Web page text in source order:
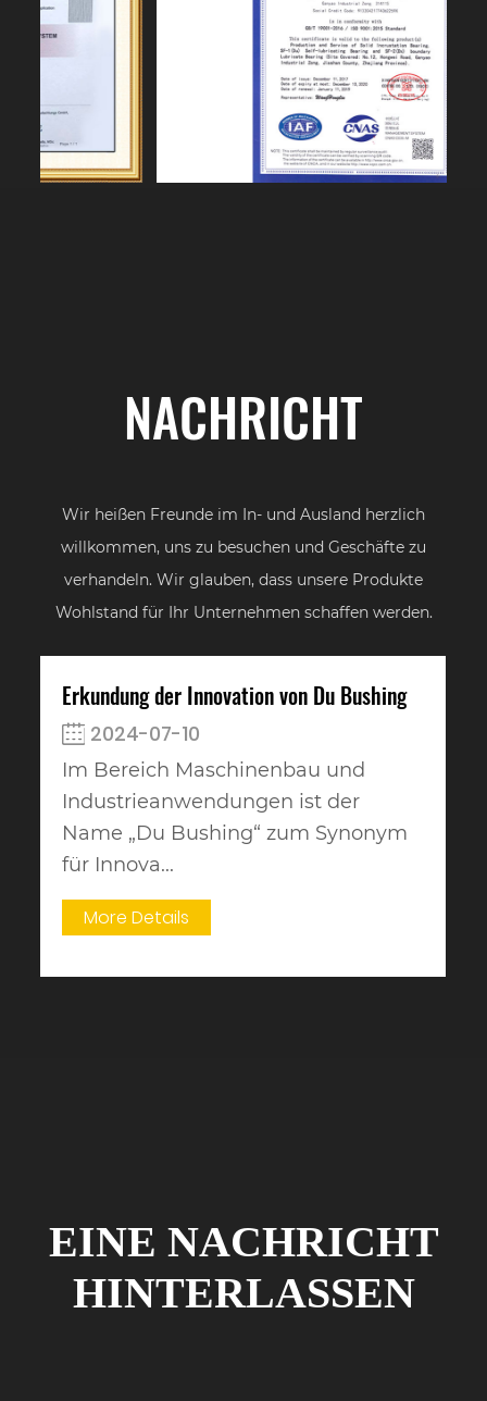
NACHRICHT
Wir heißen Freunde im In- und Ausland herzlich
willkommen, uns zu besuchen und Geschäfte zu
verhandeln. Wir glauben, dass unsere Produkte
Wohlstand für Ihr Unternehmen schaffen werden.
Erkundung der Innovation von Du Bushing
2024-07-10
Im Bereich Maschinenbau und
Industrieanwendungen ist der
Name „Du Bushing“ zum Synonym
für Innova...
More Details
EINE NACHRICHT
HINTERLASSEN